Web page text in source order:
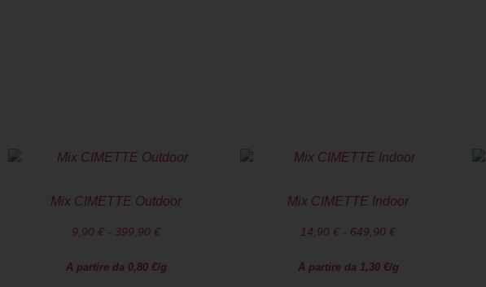
Mix CIMETTE Outdoor
9,90 € - 399,90 €
A partire da 0,80 €/g
Mix CIMETTE Indoor
14,90 € - 649,90 €
A partire da 1,30 €/g